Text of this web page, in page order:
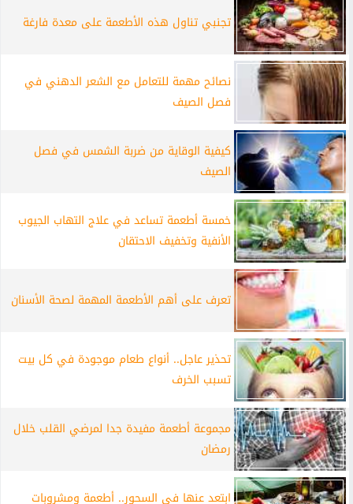
تجنبي تناول هذه الأطعمة على معدة فارغة
نصائح مهمة للتعامل مع الشعر الدهني في
فصل الصيف
كيفية الوقاية من ضربة الشمس في فصل
الصيف
خمسة أطعمة تساعد في علاج التهاب الجيوب
الأنفية وتخفيف الاحتقان
تعرف على أهم الأطعمة المهمة لصحة الأسنان
تحذير عاجل.. أنواع طعام موجودة في كل بيت
تسبب الخرف
مجموعة أطعمة مفيدة جدا لمرضي القلب خلال
رمضان
ابتعد عنها في السحور.. أطعمة ومشروبات